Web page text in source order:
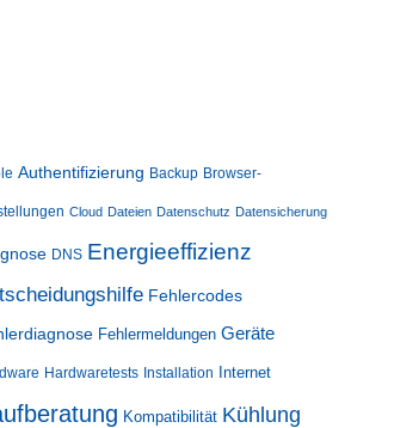
Authentifizierung Backup Browser-
Cloud Dateien Datenschutz Datensicherung
DNS Energieeffizienz
Fehlercodes
Fehlermeldungen Geräte
Hardwaretests Installation Internet
Kompatibilität Kühlung